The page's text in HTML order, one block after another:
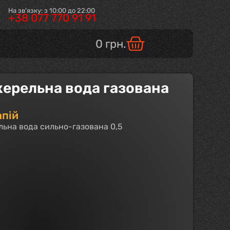
На зв'язку: з 10:00 до 22:00
+38 077 770 91 91
0 грн.
вода газована
вода сильно-газована 0,5